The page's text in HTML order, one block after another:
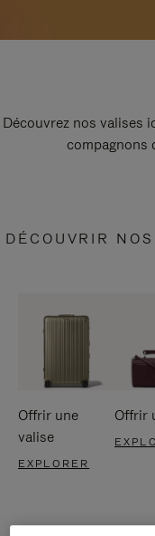
Découvrez nos valises
compagnons
DÉCOUVRIR
Offrir une
valise
EXPLORER
Offrir